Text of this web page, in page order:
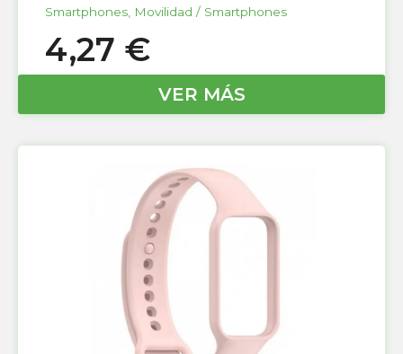
Smartphones Movilidad / Smartphones
4,27 €
VER MÁS